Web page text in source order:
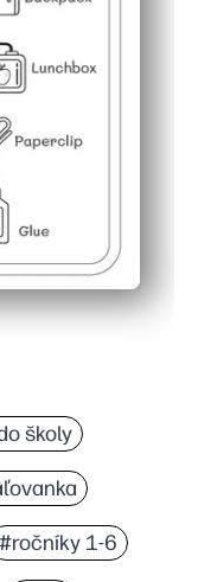
školy
#ročníky 1-6